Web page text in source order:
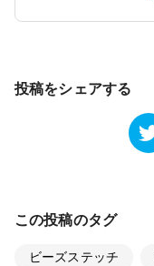
投稿をシェアする
この投稿のタグ
ビーズステッチ